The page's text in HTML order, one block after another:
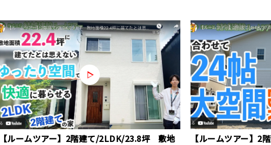
【ルームツアー】2階建て/2LDK/23.8坪 敷地
【ルームツアー】